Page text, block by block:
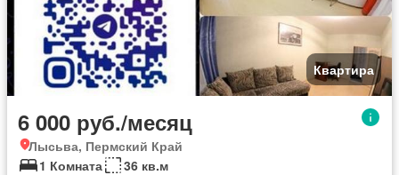
Квартира
6 000 руб./месяц
Лысьва, Пермский Край
1 Комната
36 кв.м